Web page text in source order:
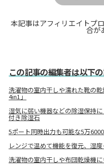
本記事はアフィリエイトプ
合が
この記事の編集者は以下
洗濯物の室内干しや濡れた靴の
4in1」
湿気に弱い機器などの除湿保持
付き除湿石
5ポート同時出力も可能な5万
レンジで温めて機能を復元、湿
洗濯物の室内干しや布団乾燥機に